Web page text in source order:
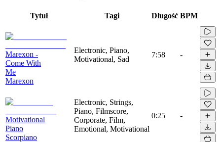
Tytuł Tagi Długość BPM
Marexon -
Come With
Me
Marexon
Electronic, Piano,
Motivational, Sad
7:58 -
Motivational
Piano
Scorpiano
Electronic, Strings,
Piano, Filmscore,
Corporate, Film,
Emotional, Motivational
0:25 -